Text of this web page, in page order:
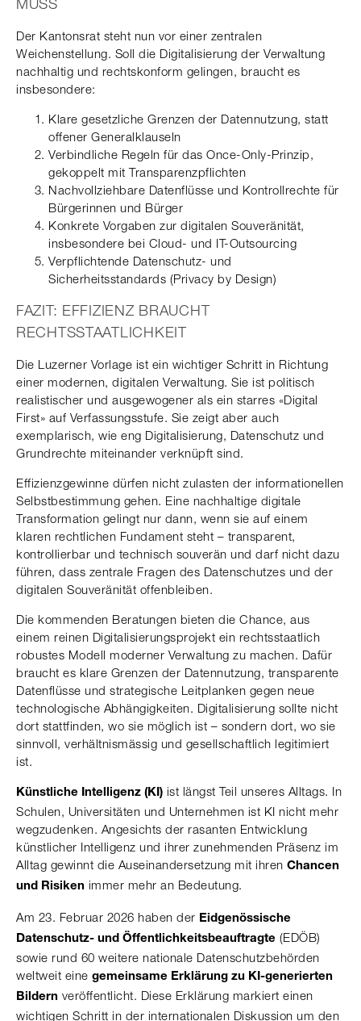
MUSS
Der Kantonsrat steht nun vor einer zentralen
Weichenstellung. Soll die Digitalisierung der Verwaltung
nachhaltig und rechtskonform gelingen, braucht es
insbesondere:
Klare gesetzliche Grenzen der Datennutzung, statt
offener Generalklauseln
Verbindliche Regeln für das Once-Only-Prinzip,
gekoppelt mit Transparenzpflichten
Nachvollziehbare Datenflüsse und Kontrollrechte für
Bürgerinnen und Bürger
Konkrete Vorgaben zur digitalen Souveränität,
insbesondere bei Cloud- und IT-Outsourcing
Verpflichtende Datenschutz- und
Sicherheitsstandards (Privacy by Design)
FAZIT: EFFIZIENZ BRAUCHT
RECHTSSTAATLICHKEIT
Die Luzerner Vorlage ist ein wichtiger Schritt in Richtung
einer modernen, digitalen Verwaltung. Sie ist politisch
realistischer und ausgewogener als ein starres «Digital
First» auf Verfassungsstufe. Sie zeigt aber auch
exemplarisch, wie eng Digitalisierung, Datenschutz und
Grundrechte miteinander verknüpft sind.
Effizienzgewinne dürfen nicht zulasten der informationellen
Selbstbestimmung gehen. Eine nachhaltige digitale
Transformation gelingt nur dann, wenn sie auf einem
klaren rechtlichen Fundament steht – transparent,
kontrollierbar und technisch souverän und darf nicht dazu
führen, dass zentrale Fragen des Datenschutzes und der
digitalen Souveränität offenbleiben.
Die kommenden Beratungen bieten die Chance, aus
einem reinen Digitalisierungsprojekt ein rechtsstaatlich
robustes Modell moderner Verwaltung zu machen. Dafür
braucht es klare Grenzen der Datennutzung, transparente
Datenflüsse und strategische Leitplanken gegen neue
technologische Abhängigkeiten. Digitalisierung sollte nicht
dort stattfinden, wo sie möglich ist – sondern dort, wo sie
sinnvoll, verhältnismässig und gesellschaftlich legitimiert
ist.
Künstliche Intelligenz (KI) ist längst Teil unseres Alltags. In
Schulen, Universitäten und Unternehmen ist KI nicht mehr
wegzudenken. Angesichts der rasanten Entwicklung
künstlicher Intelligenz und ihrer zunehmenden Präsenz im
Alltag gewinnt die Auseinandersetzung mit ihren Chancen
und Risiken immer mehr an Bedeutung.
Am 23. Februar 2026 haben der Eidgenössische
Datenschutz- und Öffentlichkeitsbeauftragte (EDÖB)
sowie rund 60 weitere nationale Datenschutzbehörden
weltweit eine gemeinsame Erklärung zu KI-generierten
Bildern veröffentlicht. Diese Erklärung markiert einen
wichtigen Schritt in der internationalen Diskussion um den